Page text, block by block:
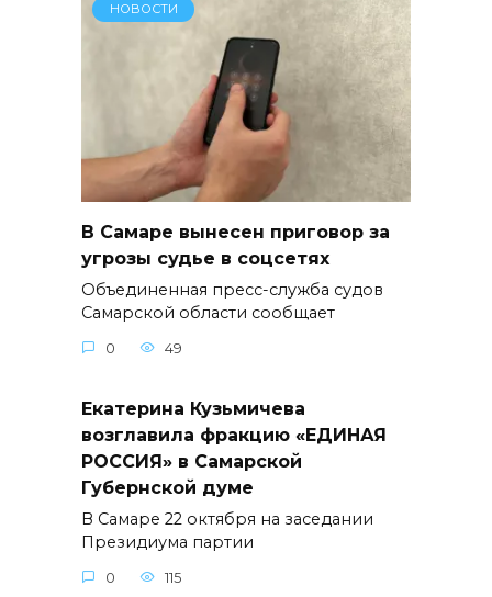
НОВОСТИ
В Самаре вынесен приговор за
угрозы судье в соцсетях
Объединенная пресс-служба судов
Самарской области сообщает
0 49
Екатерина Кузьмичева
возглавила фракцию «ЕДИНАЯ
РОССИЯ» в Самарской
Губернской думе
В Самаре 22 октября на заседании
Президиума партии
0 115